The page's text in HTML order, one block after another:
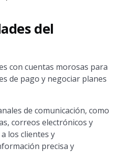
del
con cuentas morosas para
de pago y negociar planes
de comunicación, como
correos electrónicos y
los clientes y
precisa y